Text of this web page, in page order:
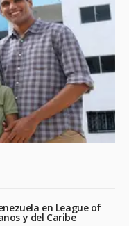
en League of
y del Caribe